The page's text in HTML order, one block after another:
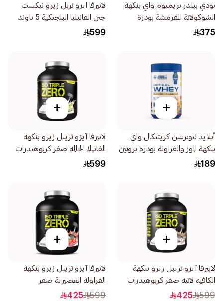
بودي بيلدر بريميوم واي بنكهة
الشوكولاتة المقرمشة بودرة
بروتين ممتازة 4رطل
375
لابيرفا ايزو تربل زيرو نيكست
جين الفانيليا البلجيكية 5 باوند
599
+
أبلايد نيوترشن كريتيكال واي
بنكهة الموز والفراولة بودرة بروتين
825جرام
189
+
لابيرفا آيزو تريبل زيرو بنكهة
الفانيلا الحالمة صفر كربوهيدرات
بودرة بروتين واي 4رطل
599
+
لابيرفا آيزو تريبل زيرو بنكهة
الكافيه لاتيه صفر كربوهيدرات
بودرة بروتين واي 4رطل
599
425
+
لابيرفا آيزو تريبل زيرو بنكهة
الفراولة العصيرية صفر
كربوهيدرات بودرة بروتين واي
599
425